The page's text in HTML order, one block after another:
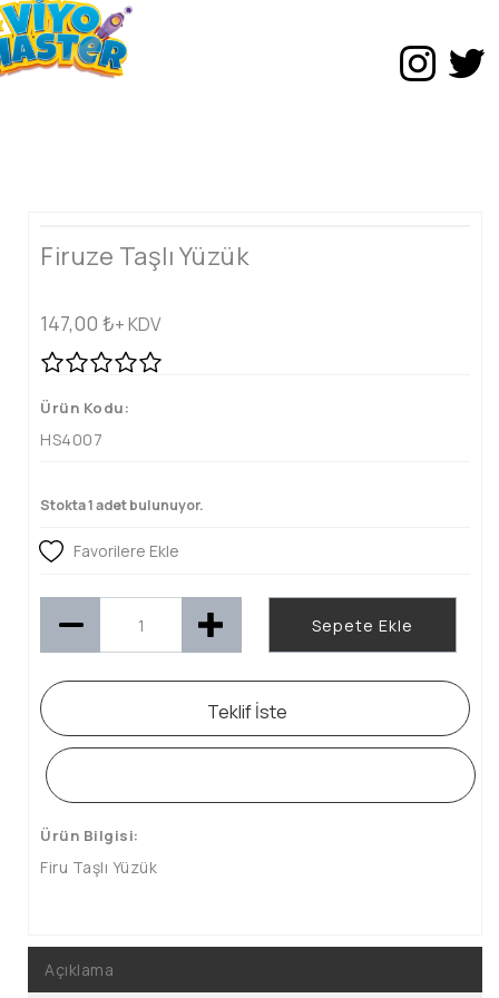
Firuze Taşlı Yüzük
147,00 ₺+ KDV
Ürün Kodu:
HS4007
Stokta 1 adet bulunuyor.
Favorilere Ekle
Sepete Ekle
Teklif İste
Ürün Bilgisi:
Firu Taşlı Yüzük
Açıklama